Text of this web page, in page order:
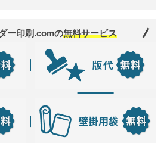
ー印刷.comの無料サービス